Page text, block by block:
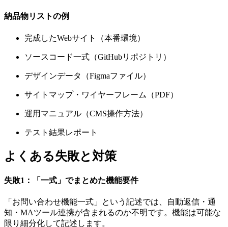
納品物リストの例
完成したWebサイト（本番環境）
ソースコード一式（GitHubリポジトリ）
デザインデータ（Figmaファイル）
サイトマップ・ワイヤーフレーム（PDF）
運用マニュアル（CMS操作方法）
テスト結果レポート
よくある失敗と対策
失敗1：「一式」でまとめた機能要件
「お問い合わせ機能一式」という記述では、自動返信・通
知・MAツール連携が含まれるのか不明です。機能は可能な
限り細分化して記述します。